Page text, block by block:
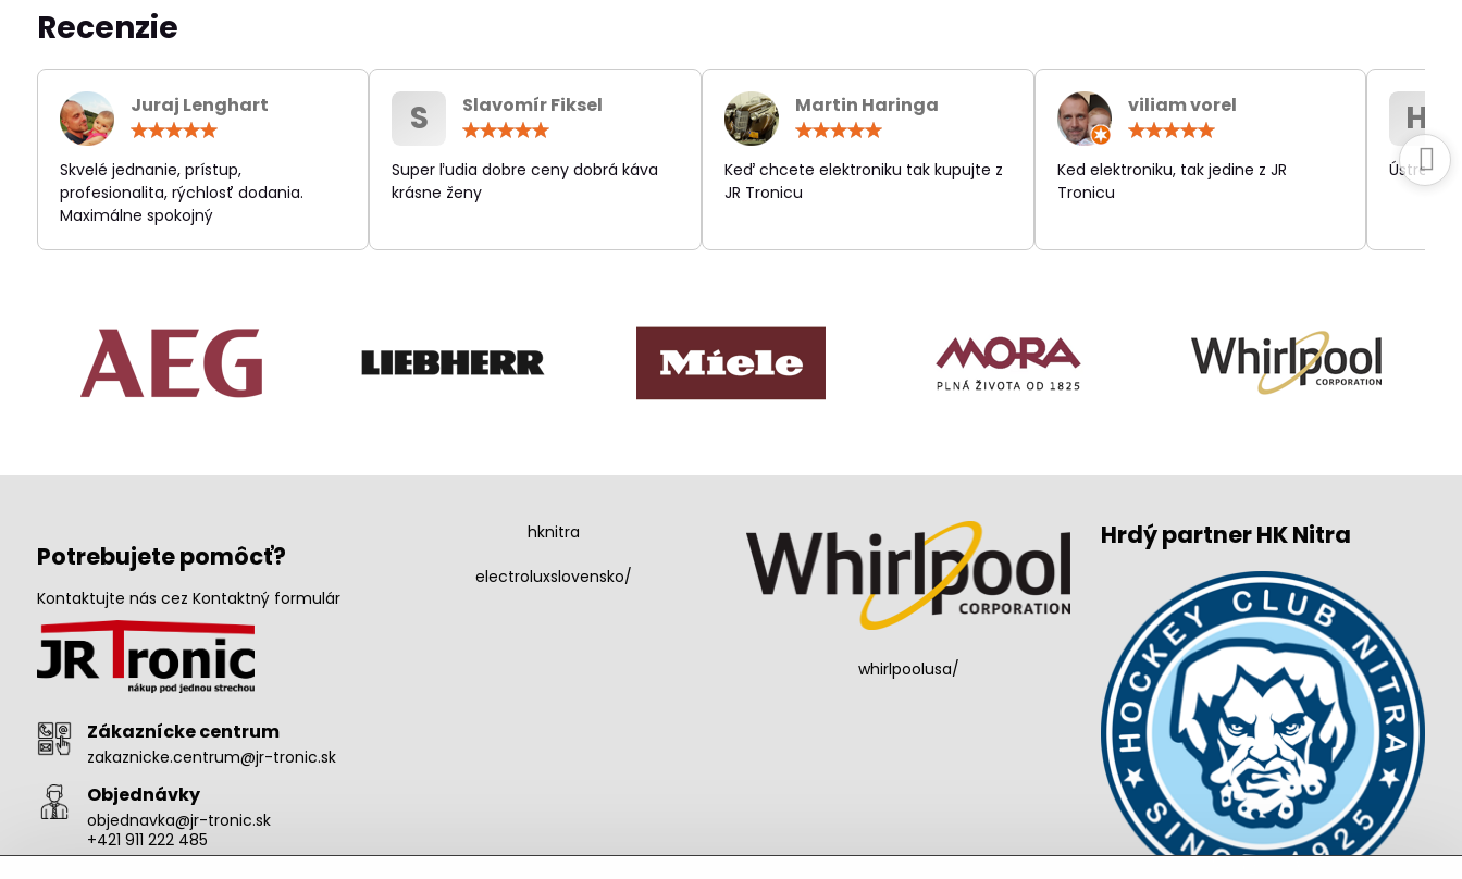
Recenzie
Juraj Lenghart
Skvelé jednanie, prístup,
profesionalita, rýchlosť dodania.
Maximálne spokojný
S
Slavomír Fiksel
/
5
Super ľudia dobre ceny dobrá káva
krásne ženy
Martin Haringa
/
5
Keď chcete elektroniku tak kupujte z
JR Tronicu
viliam vorel
/
5
Ked elektroniku, tak jedine z JR
Tronicu
H
Potrebujete pomôcť?
Kontaktujte nás cez Kontaktný formulár
Zákaznícke centrum
zakaznicke.centrum@jr-tronic.sk
Objednávky
objednavka@jr-tronic.sk
+421 911 222 485
hknitra
electroluxslovensko/
whirlpoolusa/
Hrdý partner HK Nitra